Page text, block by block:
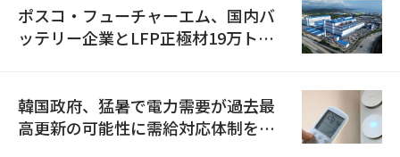
ポスコ・フューチャーエム、国内バ
ッテリー企業とLFP正極材19万トン
韓国政府、猛暑で電力需要が過去最
高更新の可能性に需給対応体制を点